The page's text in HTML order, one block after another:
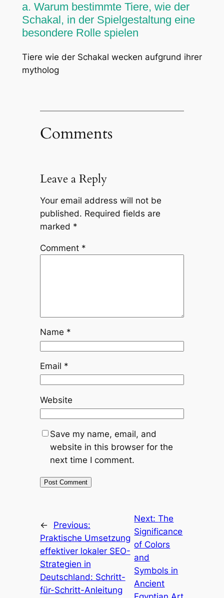
a. Warum bestimmte Tiere, wie der
Schakal, in der Spielgestaltung eine
besondere Rolle spielen
Tiere wie der Schakal wecken aufgrund ihrer
mytholog
Comments
Leave a Reply
Your email address will not be
published. Required fields are
marked *
Comment *
Name *
Email *
Website
Save my name, email, and
website in this browser for the
next time I comment.
←
Previous:
Praktische Umsetzung
effektiver lokaler SEO-
Strategien in
Deutschland: Schritt-
für-Schritt-Anleitung
Next:The
Significance
of Colors
and
Symbols in
Ancient